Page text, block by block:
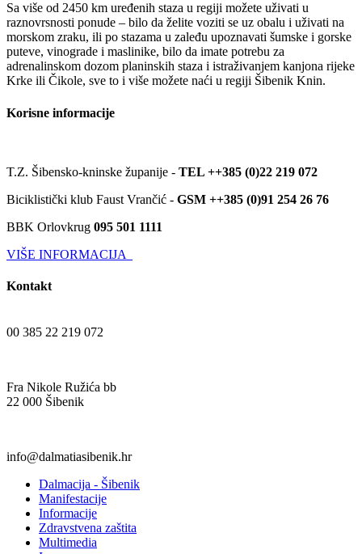
Sa više od 2450 km uređenih staza u regiji možete uživati u
raznovrsnosti ponude – bilo da želite voziti se uz obalu i uživati na
morskom zraku, ili po stazama u zaleđu upoznavati šumske i gorske
puteve, vinograde i maslinike, bilo da imate potrebu za
adrenalinskom dozom planinskih staza i istraživanjem kanjona rijeke
Krke ili Čikole, sve to i više možete naći u regiji Šibenik Knin.
Korisne informacije
T.Z. Šibensko-kninske županije - TEL ++385 (0)22 219 072
Biciklistički klub Faust Vrančić - GSM ++385 (0)91 254 26 76
BBK Orlovkrug 095 501 1111
VIŠE INFORMACIJA
Kontakt
00 385 22 219 072
Fra Nikole Ružića bb
22 000 Šibenik
info@dalmatiasibenik.hr
Dalmacija - Šibenik
Manifestacije
Informacije
Zdravstvena zaštita
Multimedia